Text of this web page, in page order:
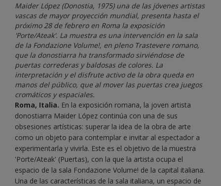
Maider López (Donostia, 1975) una de las jóvenes artistas
vascas de mayor proyección mundial, presenta hasta el
próximo 28 de febrero en Roma la exposición
'Porte/Ateak'. La muestra es una intervención en la sala
de la Fondazione Volume!, en pleno Trastevere romano,
que la donostiarra ha transformado sirviéndose de
puertas correderas y baldosas de colores. La
interpretación y el disfrute activo de la obra queda en
manos del público, que al mover las puertas crea juegos
cromáticos y espaciales.
Roma, Italia. En la exposición romana, la joven artista
donostiarra Maider López continúa con una de sus
obsesiones artísticas: superar la idea de la obra de arte
como un objeto para contemplar e invitar al espectador a
experimentarla y vivirla. Este es el objetivo de la muestra
'Porte/Ateak' (Puertas), con la que la artista ocupa el
espacio de la sala Fondazione Volume! de la capital italiana.
Una de las características de la sala italiana, un espacio de